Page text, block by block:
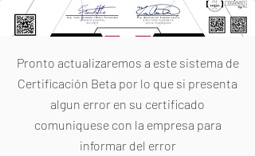
Pronto actualizaremos a este sistema de
Certificación Beta por lo que si presenta
algun error en su certificado
comuniquese con la empresa para
informar del error